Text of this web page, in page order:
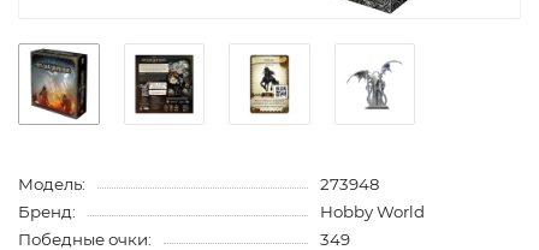
Модель:
273948
Бренд:
Hobby World
Победные очки:
349